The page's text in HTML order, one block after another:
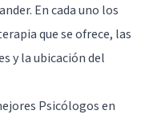
En cada uno los
que se ofrece, las
y la ubicación del
Psicólogos en